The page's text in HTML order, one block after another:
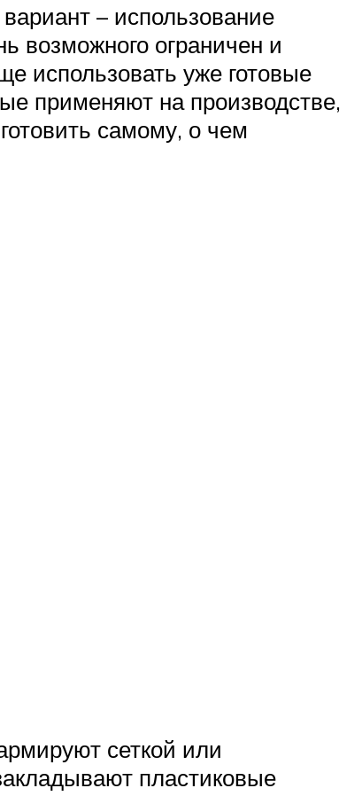
– использование
возможного ограничен и
использовать уже готовые
применяют на производстве,
самому, о чем
сеткой или
пластиковые